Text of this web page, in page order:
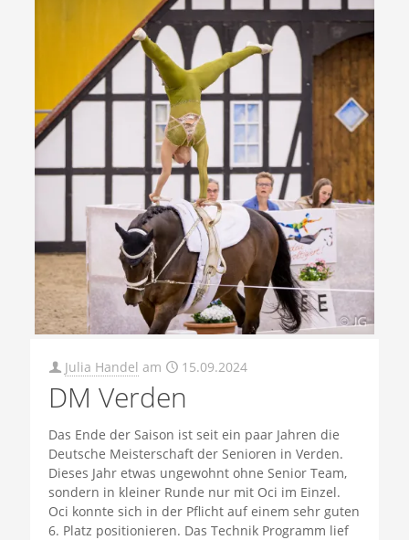
Julia Handel am 15.09.2024
DM Verden
Das Ende der Saison ist seit ein paar Jahren die
Deutsche Meisterschaft der Senioren in Verden.
Dieses Jahr etwas ungewohnt ohne Senior Team,
sondern in kleiner Runde nur mit Oci im Einzel.
Oci konnte sich in der Pflicht auf einem sehr guten
6. Platz positionieren. Das Technik Programm lief